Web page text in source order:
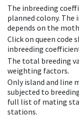
The inbreeding
planned colony.
depends on the
Click on queen code
inbreeding
The total breeding
weighting factors.
Only island and line
subjected to
full list of mating
stations.